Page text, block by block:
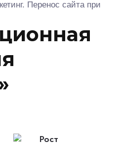
Перенос сайта при
Рост